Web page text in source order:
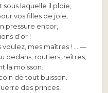
laquelle il ploie,
vos filles de joie,
pressure encor,
d’or !
voulez, mes maîtres ! … —
dedans, routiers, reîtres,
la moisson.
de tout buisson.
des princes,